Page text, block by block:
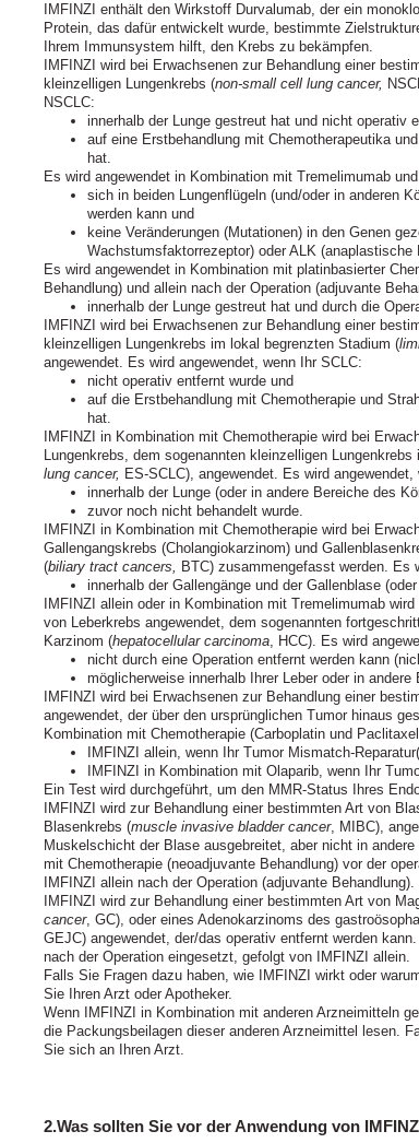
IMFINZI enthält den Wirkstoff Durvalumab, der ein
Protein, das dafür entwickelt wurde, bestimmte
Ihrem Immunsystem hilft, den Krebs zu bekämpfen.
IMFINZI wird bei Erwachsenen zur Behandlung einer
kleinzelligen Lungenkrebs (non-small cell lung cancer,
NSCLC:
innerhalb der Lunge gestreut hat und nicht operativ
auf eine Erstbehandlung mit Chemotherapeutika
hat.
Es wird angewendet in Kombination mit Tremelimumab
sich in beiden Lungenflügeln (und/oder in anderen
werden kann und
keine Veränderungen (Mutationen) in den Genen
Wachstumsfaktorrezeptor) oder ALK (anaplastische
Es wird angewendet in Kombination mit platinbasierter
Behandlung) und allein nach der Operation (adjuvante
innerhalb der Lunge gestreut hat und durch die
IMFINZI wird bei Erwachsenen zur Behandlung einer
kleinzelligen Lungenkrebs im lokal begrenzten Stadium (
angewendet. Es wird angewendet, wenn Ihr SCLC:
nicht operativ entfernt wurde und
auf die Erstbehandlung mit Chemotherapie und
hat.
IMFINZI in Kombination mit Chemotherapie wird bei
Lungenkrebs, dem sogenannten kleinzelligen
lung cancer, ES‑SCLC), angewendet. Es wird
innerhalb der Lunge (oder in andere Bereiche des
zuvor noch nicht behandelt wurde.
IMFINZI in Kombination mit Chemotherapie wird bei
Gallengangskrebs (Cholangiokarzinom) und
(biliary tract cancers, BTC) zusammengefasst werden. Es
innerhalb der Gallengänge und der Gallenblase
IMFINZI allein oder in Kombination mit Tremelimumab
von Leberkrebs angewendet, dem sogenannten
Karzinom (hepatocellular carcinoma, HCC). Es wird
nicht durch eine Operation entfernt werden kann
möglicherweise innerhalb Ihrer Leber oder in
IMFINZI wird bei Erwachsenen zur Behandlung einer
angewendet, der über den ursprünglichen Tumor hinaus
Kombination mit Chemotherapie (Carboplatin und
IMFINZI allein, wenn Ihr Tumor Mismatch-
IMFINZI in Kombination mit Olaparib, wenn Ihr
Ein Test wird durchgeführt, um den MMR-Status Ihres
IMFINZI wird zur Behandlung einer bestimmten Art von
Blasenkrebs (muscle invasive bladder cancer, MIBC),
Muskelschicht der Blase ausgebreitet, aber nicht in
mit Chemotherapie (neoadjuvante Behandlung) vor der
IMFINZI allein nach der Operation (adjuvante Behandlung).
IMFINZI wird zur Behandlung einer bestimmten Art von
cancer, GC), oder eines Adenokarzinoms des
GEJC) angewendet, der/das operativ entfernt werden
nach der Operation eingesetzt, gefolgt von IMFINZI allein.
Falls Sie Fragen dazu haben, wie IMFINZI wirkt oder
Sie Ihren Arzt oder Apotheker.
Wenn IMFINZI in Kombination mit anderen Arzneimitteln
die Packungsbeilagen dieser anderen Arzneimittel lesen.
Sie sich an Ihren Arzt.
2.Was sollten Sie vor der Anwendung von